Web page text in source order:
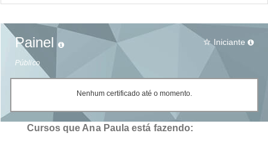
Painel
Público
star_border Iniciante
Nenhum certificado até o momento.
Cursos que Ana Paula está fazendo: